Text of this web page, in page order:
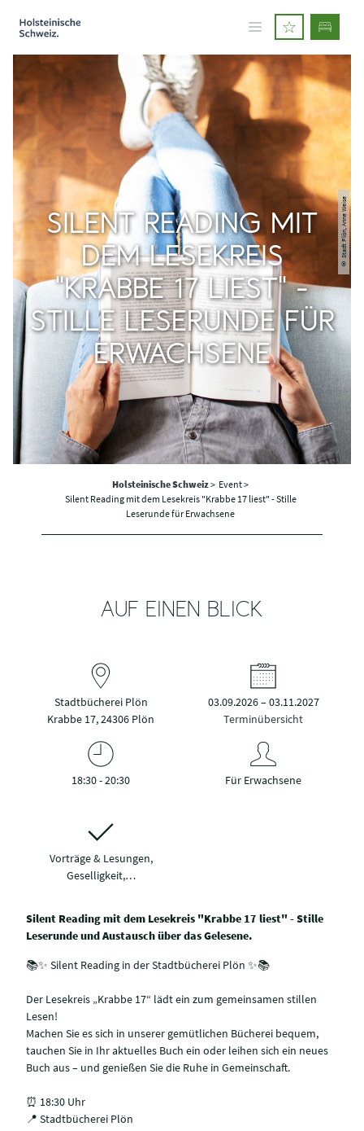
© Stadt Plön, Anne Weise
SILENT READING MIT
DEM LESEKREIS
"KRABBE 17 LIEST" -
STILLE LESERUNDE FÜR
ERWACHSENE
Holsteinische Schweiz> Event >
Silent Reading mit dem Lesekreis "Krabbe 17 liest" - Stille
Leserunde für Erwachsene
AUF EINEN BLICK
Stadtbücherei Plön
Krabbe 17, 24306 Plön
03.09.2026 – 03.11.2027
Terminübersicht
18:30 - 20:30 Für Erwachsene
Vorträge & Lesungen,
Geselligkeit,…
Silent Reading mit dem Lesekreis "Krabbe 17 liest" - Stille
Leserunde und Austausch über das Gelesene.
📚✨ Silent Reading in der Stadtbücherei Plön ✨📚
Der Lesekreis „Krabbe 17“ lädt ein zum gemeinsamen stillen
Lesen!
Machen Sie es sich in unserer gemütlichen Bücherei bequem,
tauchen Sie in Ihr aktuelles Buch ein oder leihen sich ein neues
Buch aus – und genießen Sie die Ruhe in Gemeinschaft.
⏰ 18:30 Uhr
📍 Stadtbücherei Plön